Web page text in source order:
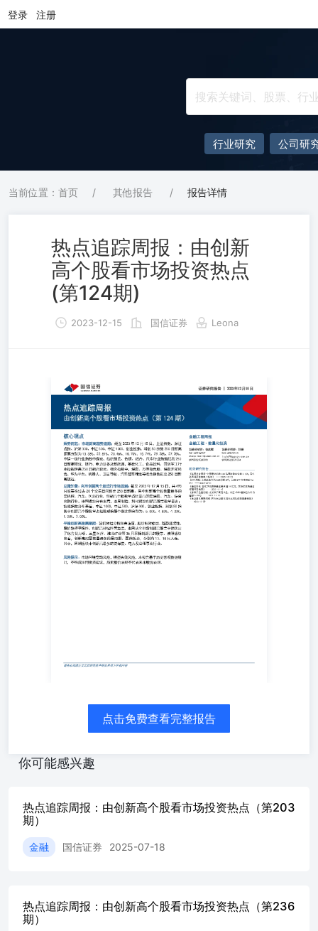
登录 注册
行业研究 公司研
当前位置：首页 / 其他报告 / 报告详情
热点追踪周报：由创新
高个股看市场投资热点
(第124期)
2023-12-15 国信证券 Leona
证券研究报告|2023年12月15日 热点追踪周报 由创新高个股
124期） 核心观点金融工程周报 乘势而起：市场新高趋势追
15日，上证指数、深证成指、沪深300、中证500、中证1000
指数250日新高距离分别为13.33%、22.81%、20.46%、
29.28%、27.25%。 中信一级行业指数中煤炭、纺织服装、
指数距离250日新高较近，银行、电力设备及新能源、基础
军工行业指数距离250日新高较远。概念指数中，煤炭、万
选、华为平台、机器人、卫星导航、汽车整车精选等概念指
近。 见微知著：利用创新高个股进行市场监测：截至2023年
股票在过去20个交易日间创出250日新高。其中创新高个股
车、医药行业，创新高个股数量占比最高的是煤炭、汽车、
板块分布来看，本周制造、科技板块创新高股票数量最多；
中证1000、中证500、沪深300、创业板指、科创50指数中创
本报告基于历史客观数据统计，不构成任何投资建议，历史
相关研究报告 《私募基金周报-上周量化趋势CTA私募收益
证券ETF净申购超16亿》——2023-12-11 《基金周报-首批浮
亿元，英华奖优秀基金 经理评选揭晓》——2023-12-10 《多
周报-四大主动量化组合本周均战胜股基指数》 ——2023-12-
新高个股概况6 平稳创新高股票跟踪7 平稳创新高股票筛选
2：中信一级行业指数相对250日新高距离及收盘价所处近250
点击免费查看完整报告
你可能感兴趣
热点追踪周报：由创新高个股看市场投资热点（第203
期）
金融 国信证券 2025-07-18
热点追踪周报：由创新高个股看市场投资热点（第236
期）